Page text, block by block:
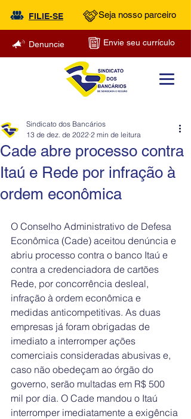
FILIE-SE Seja nosso parceiro
Denuncie Envie seu currículo
Cade abre processo contra
Itaú e Rede por infração à
ordem econômica
Sindicato dos Bancários
13 de dez. de 2022 2 min de leitura
O Conselho Administrativo de Defesa
Econômica (Cade) aceitou denúncia e
abriu processo contra o banco Itaú e
contra a credenciadora de cartões
Rede, por concorrência desleal,
infração à ordem econômica e
medidas anticompetitivas. As duas
empresas já foram obrigadas de
imediato a interromper ações
comerciais consideradas abusivas e,
caso não obedeçam ao órgão do
governo, serão multadas em R$ 500
mil por dia. O Cade mandou o Itaú
interromper imediatamente a exigência